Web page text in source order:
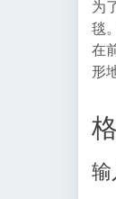
为
毯
在
形